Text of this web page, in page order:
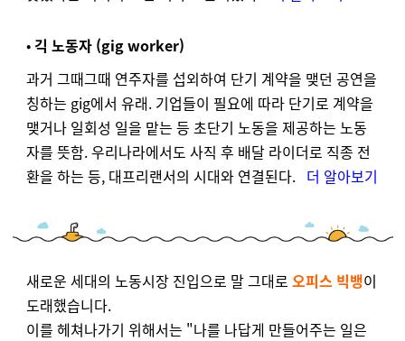
• 긱 노동자 (gig worker)
과거 그때그때 연주자를 섭외하여 단기 계약을 맺던 공연을
칭하는 gig에서 유래. 기업들이 필요에 따라 단기로 계약을
맺거나 일회성 일을 맡는 등 초단기 노동을 제공하는 노동
자를 뜻함. 우리나라에서도 사직 후 배달 라이더로 직종 전
환을 하는 등, 대프리랜서의 시대와 연결된다. 더 알아보기
새로운 세대의 노동시장 진입으로 말 그대로 오피스 빅뱅이
도래했습니다.
이를 헤쳐나가기 위해서는 "나를 나답게 만들어주는 일은